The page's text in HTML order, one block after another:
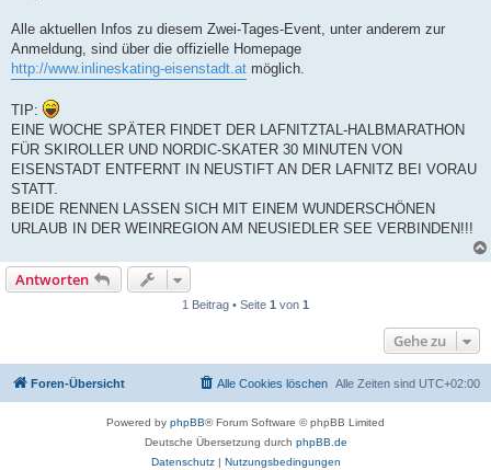
Alle aktuellen Infos zu diesem Zwei-Tages-Event, unter anderem zur
Anmeldung, sind über die offizielle Homepage
http://www.inlineskating-eisenstadt.at möglich.
TIP:
EINE WOCHE SPÄTER FINDET DER LAFNITZTAL-HALBMARATHON
FÜR SKIROLLER UND NORDIC-SKATER 30 MINUTEN VON
EISENSTADT ENTFERNT IN NEUSTIFT AN DER LAFNITZ BEI VORAU
STATT.
BEIDE RENNEN LASSEN SICH MIT EINEM WUNDERSCHÖNEN
URLAUB IN DER WEINREGION AM NEUSIEDLER SEE VERBINDEN!!!
Antworten
1 Beitrag • Seite 1 von 1
Gehe zu
Foren-Übersicht Alle Zeiten sind UTC+02:00
Alle Cookies löschen
Powered by phpBB® Forum Software © phpBB Limited
Deutsche Übersetzung durch phpBB.de
Datenschutz| Nutzungsbedingungen